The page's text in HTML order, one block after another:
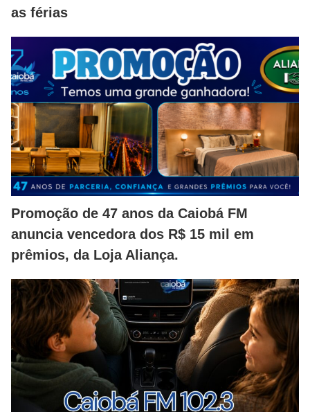
as férias
Promoção de 47 anos da Caiobá FM
anuncia vencedora dos R$ 15 mil em
prêmios, da Loja Aliança.